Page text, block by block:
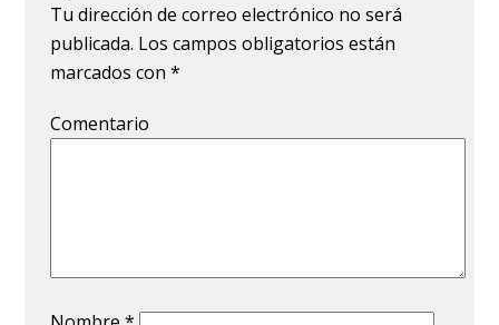
Tu dirección de correo electrónico no será
publicada. Los campos obligatorios están
marcados con*
Comentario